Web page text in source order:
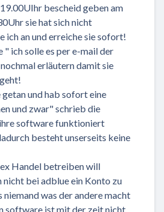
bescheid geben am
sie hat sich nicht
ich an und erreiche sie sofort!
ich solle es per e-mail der
erläutern damit sie
und hab sofort eine
und zwar" schrieb die
software funktioniert
besteht unserseits keine
Handel betreiben will
nicht bei adblue ein Konto zu
niemand was der andere macht
software ist mit der zeit nicht